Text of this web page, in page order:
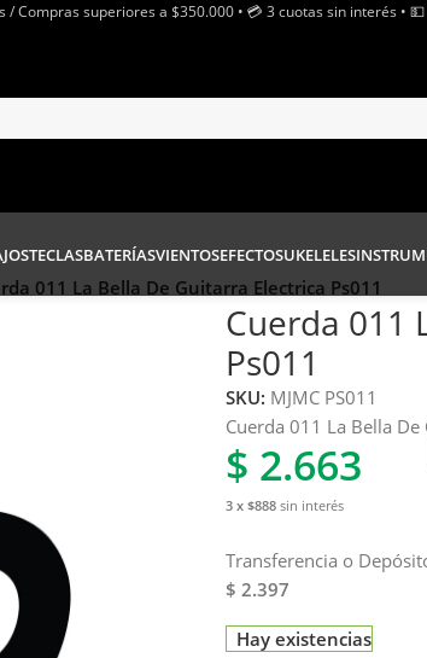
/ Compras superiores a $350.000 • 💳 3 cuotas sin interés •
TECLASBATERÍASVIENTOSEFECTOSUKELELES
011 La Bella De Guitarra Electrica Ps011
Cuerda 011
Ps011
SKU: MJMC PS011
Cuerda 011 La Bella
$ 2.663
3 x $888 sin interés
Transferencia o
$ 2.397
Hay existencias